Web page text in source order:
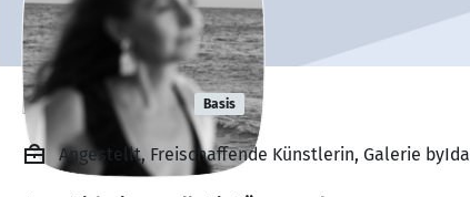
Ida Bischoff Basis
Angestellt, Freischaffende Künstlerin, Galerie byIda